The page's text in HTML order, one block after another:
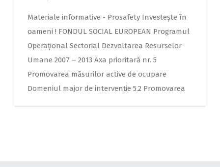
Materiale informative - Prosafety Investeşte în
oameni ! FONDUL SOCIAL EUROPEAN Programul
Operaţional Sectorial Dezvoltarea Resurselor
Umane 2007 – 2013 Axa prioritară nr. 5
Promovarea măsurilor active de ocupare
Domeniul major de intervenţie 5.2 Promovarea